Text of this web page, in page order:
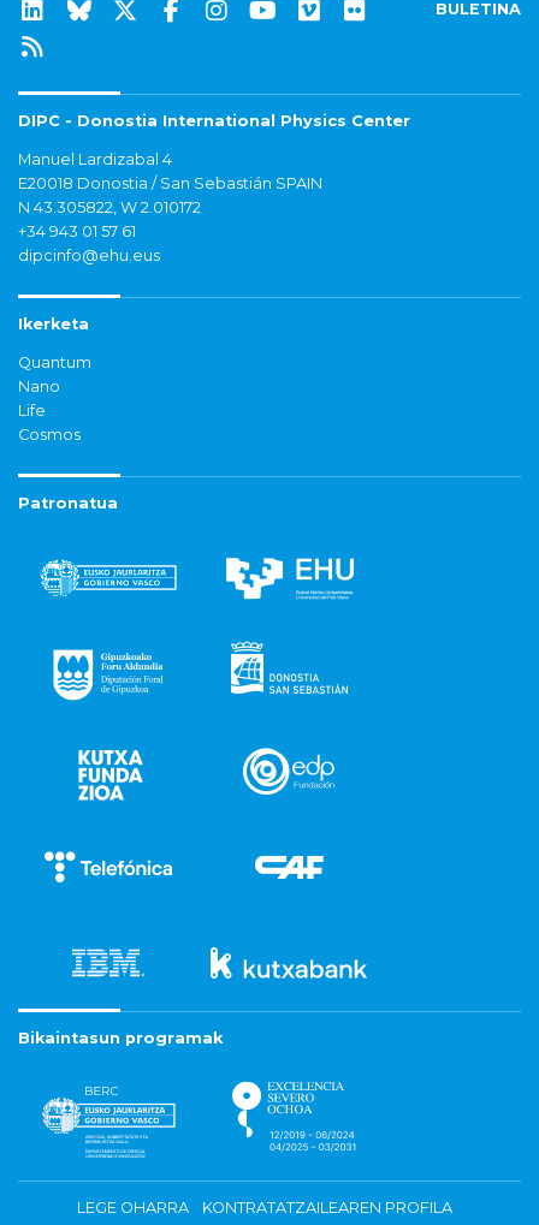
BULETINA
DIPC - Donostia International Physics Center
Manuel Lardizabal 4
E20018 Donostia / San Sebastián SPAIN
N 43.305822, W 2.010172
+34 943 01 57 61
dipcinfo@ehu.eus
Ikerketa
Quantum
Nano
Life
Cosmos
Patronatua
Bikaintasun programak
LEGE OHARRA
KONTRATATZAILEAREN PROFILA